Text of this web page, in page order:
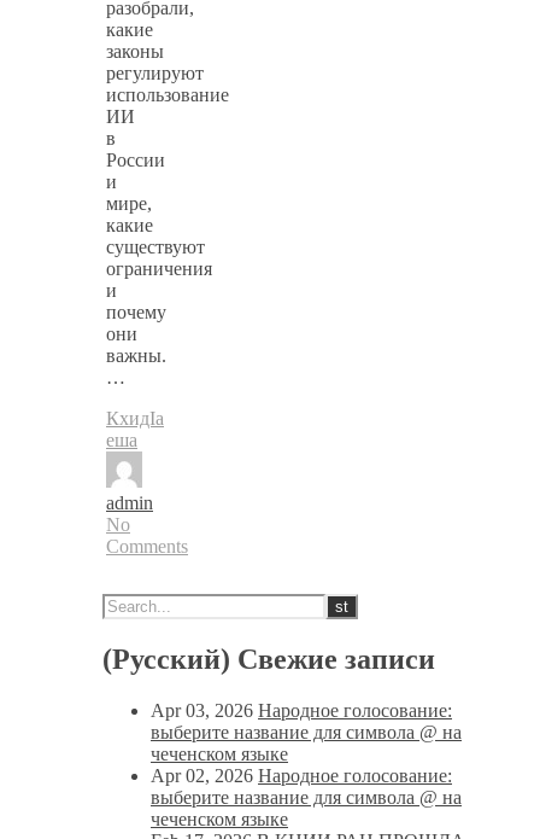
разобрали,
какие
законы
регулируют
использование
ИИ
в
России
и
мире,
какие
существуют
ограничения
и
почему
они
важны.
…
КхидIа
еша
admin
No
Comments
(Русский) Свежие записи
Apr 03, 2026 Народное голосование:
выберите название для символа @ на
чеченском языке
Apr 02, 2026 Народное голосование:
выберите название для символа @ на
чеченском языке